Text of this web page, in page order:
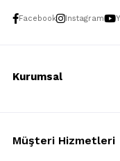
Facebook Instagram
Kurumsal
Müşteri Hizmetleri